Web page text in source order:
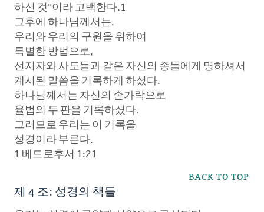
하신 것”이라 고백한다.1
그후에 하나님께서는,
우리와 우리의 구원을 위하여
특별한 방법으로,
선지자와 사도들과 같은 자신의 종들에게 명하셔서
계시된 말씀을 기록하게 하셨다.
하나님께서는 자신의 손가락으로
율법의 두 판을 기록하셨다.
그러므로 우리는 이 기록을
성경이라 부른다.
1 베드로후서 1:21
BACK TO TOP
제 4 조: 성경의 책들